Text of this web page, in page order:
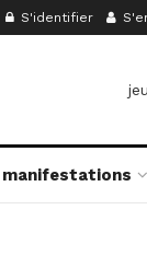
S'identifier
manifestations